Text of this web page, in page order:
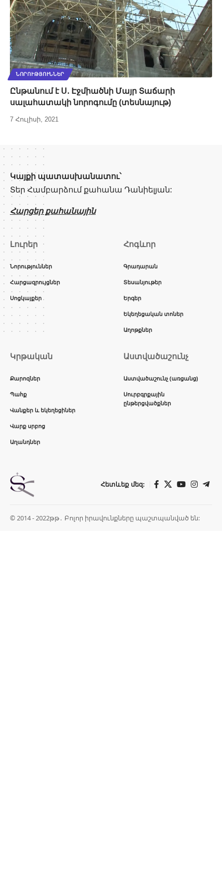
ՆՈՐՈՒԹՅՈՒՆՆԵՐ
Ընթանում է Ս․ Էջմիածնի Մայր Տաճարի
սալահատակի նորոգումը (տեսնայութ)
7 Հուլիսի, 2021
Կայքի պատասխանատու՝
Տեր Համբարձում քահանա Դանիելյան:
Հարցեր քահանային
Լուրեր
Նորություններ
Հարցազրույցներ
Սոցկայքեր
Հոգևոր
Գրադարան
Տեսանյութեր
Երգեր
Եկեղեցական տոներ
Աղոթքներ
Կրթական
Քարոզներ
Պահք
Վանքեր և եկեղեցիներ
Վարք սրբոց
Աղանդներ
Աստվածաշունչ
Աստվածաշունչ (առցանց)
Սուրբգրքային
ընթերցվածքներ
Հետևեք մեզ:
© 2014 - 2022թթ․ Բոլոր իրավունքները պաշտպանված են: